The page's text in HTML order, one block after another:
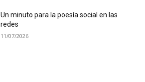
Un minuto para la poesía social en las
redes
11/07/2026